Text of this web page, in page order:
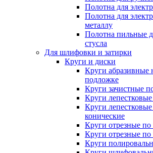
Полотна для
Полотна для
металлу
Полотна пильные
стусла
Для шлифовки и затирки
Круги и диски
Круги абразивные
подложке
Круги зачистные
Круги
Круги
конические
Круги отрезные
Круги отрезные по
Круги